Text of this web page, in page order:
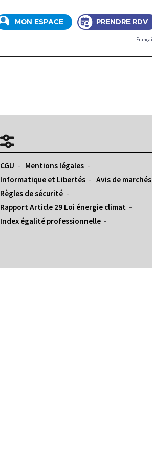
MON ESPACE PRENDRE RDV
CGU
Mentions légales
Informatique et Libertés
Avis de marchés
Règles de sécurité
Rapport Article 29 Loi énergie climat
Index égalité professionnelle